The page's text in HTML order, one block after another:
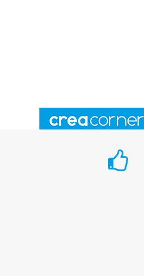
Tous les produits sont vendus